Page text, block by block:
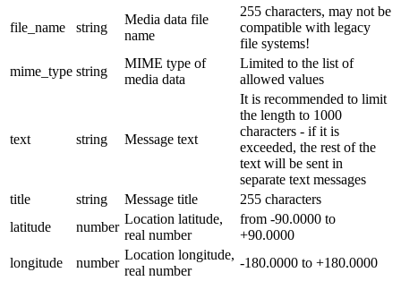
file_name string
Media data file
name
255 characters, may not be
compatible with legacy
file systems!
mime_type string
MIME type of
media data
Limited to the list of
allowed values
text string Message text
It is recommended to limit
the length to 1000
characters - if it is
exceeded, the rest of the
text will be sent in
separate text messages
title
string Message title
255 characters
latitude
number
Location latitude,
real number
from -90.0000 to
+90.0000
longitude
number
Location longitude,
real number
-180.0000 to +180.0000